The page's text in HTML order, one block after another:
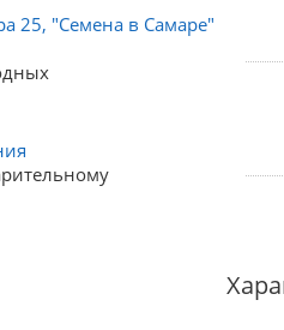
25, "Семена в Самаре"